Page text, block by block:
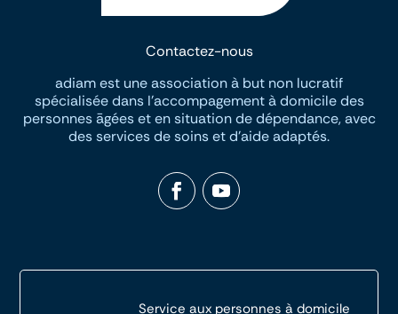
Contactez-nous
adiam est une association à but non lucratif
spécialisée dans I’accompagement à domicile des
personnes āgées et en situation de dépendance, avec
des services de soins et d’aide adaptés.
Service aux personnes à domicile